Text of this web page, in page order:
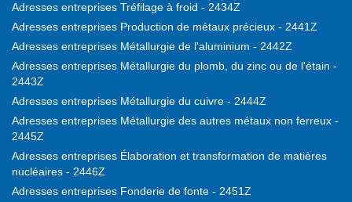
Adresses entreprises Tréfilage à froid - 2434Z
Adresses entreprises Production de métaux précieux - 2441Z
Adresses entreprises Métallurgie de l'aluminium - 2442Z
Adresses entreprises Métallurgie du plomb, du zinc ou de l'étain -
2443Z
Adresses entreprises Métallurgie du cuivre - 2444Z
Adresses entreprises Métallurgie des autres métaux non ferreux -
2445Z
Adresses entreprises Élaboration et transformation de matières
nucléaires - 2446Z
Adresses entreprises Fonderie de fonte - 2451Z